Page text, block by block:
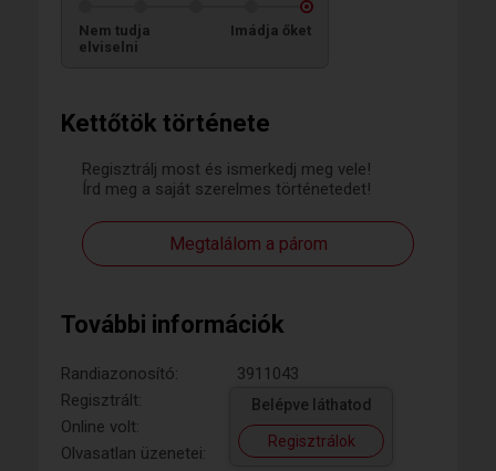
Kettőtök története
Regisztrálj most és ismerkedj meg vele!
Írd meg a saját szerelmes történetedet!
Megtalálom a párom
További információk
Randiazonosító:
3911043
Regisztrált:
Online volt:
Olvasatlan üzenetei:
Belépve láthatod
Regisztrálok
Nem tudja
elviselni
Imádja őket